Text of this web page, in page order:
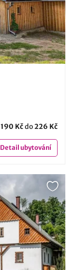
190 Kčdo226 Kč
Detailubytování